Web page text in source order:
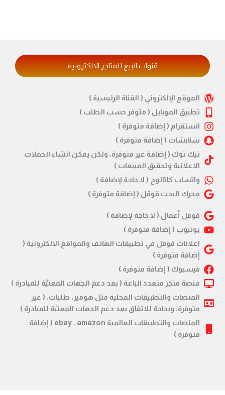
قنوات البيع للمتاجر الالكترونية
الموقع الإلكتروني ( القناة الرئيسية )
تطبيق الموبايل ( متوفر حسب الطلب )
انستقرام ( إضافة متوفرة )
سنابشات ( إضافة متوفرة )
تيك توك ( إضافة غير متوفرة، ولكن يمكن انشاء الحملات
الاعلانية وتحقيق المبيعات )
واتساب كاتالوج ( لا حاجة لإضافة )
محرك البحث قوقل ( إضافة متوفرة )
قوقل أعمال ( لا حاجة لإضافة )
يوتيوب ( إضافة متوفرة )
اعلانات قوقل في تطبيقات الهاتف والمواقع الالكترونية (
إضافة متوفرة )
فيسبوك ( إضافة متوفرة )
منصة متجر متعدد الباعة ( بعد دعم الجهات المعنيَّة للمبادرة )
المنصات والتطبيقات المحلية مثل هوميز، طلبات، ( غير
متوفرة، وبحاجة للاتفاق بعد دعم الجهات المعنيَّة للمبادرة )
المنصات والتطبيقات العالمية ebay ، amazon ( إضافة
متوفرة )